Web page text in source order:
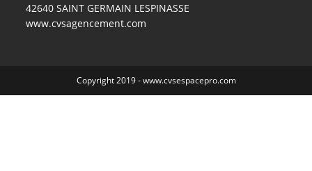
42640 SAINT GERMAIN LESPINASSE
www.cvsagencement.com
Copyright 2019 -www.cvsespacepro.com